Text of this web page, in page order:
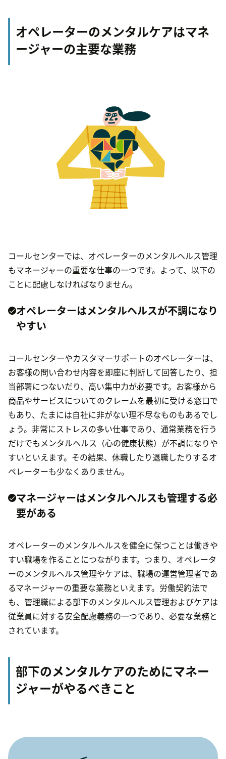
オペレーターのメンタルケアはマネ
ージャーの主要な業務
コールセンターでは、オペレーターのメンタルヘルス管理
もマネージャーの重要な仕事の一つです。よって、以下の
ことに配慮しなければなりません。
オペレーターはメンタルヘルスが不調になり
やすい
コールセンターやカスタマーサポートのオペレーターは、
お客様の問い合わせ内容を即座に判断して回答したり、担
当部署につないだり、高い集中力が必要です。お客様から
商品やサービスについてのクレームを最初に受ける窓口で
もあり、たまには自社に非がない理不尽なものもあるでし
ょう。非常にストレスの多い仕事であり、通常業務を行う
だけでもメンタルヘルス（心の健康状態）が不調になりや
すいといえます。その結果、休職したり退職したりするオ
ペレーターも少なくありません。
マネージャーはメンタルヘルスも管理する必
要がある
オペレーターのメンタルヘルスを健全に保つことは働きや
すい職場を作ることにつながります。つまり、オペレータ
ーのメンタルヘルス管理やケアは、職場の運営管理者であ
るマネージャーの重要な業務といえます。労働契約法で
も、管理職による部下のメンタルヘルス管理およびケアは
従業員に対する安全配慮義務の一つであり、必要な業務と
されています。
部下のメンタルケアのためにマネー
ジャーがやるべきこと